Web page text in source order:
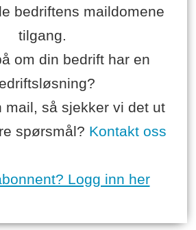
bedriftens maildomene
tilgang.
om din bedrift har en
mail, så sjekker vi det ut
spørsmål? Kontakt oss
Logg inn her